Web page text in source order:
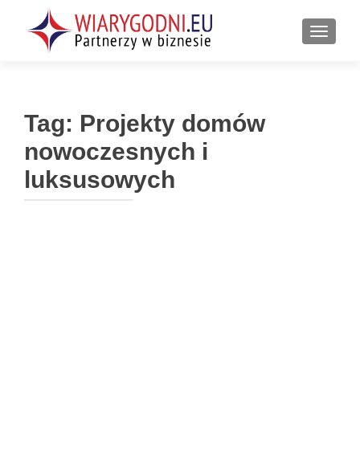
Tag: Projekty domów
nowoczesnych i
luksusowych